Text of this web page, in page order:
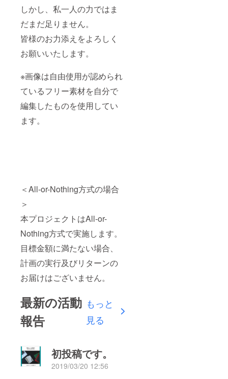
しかし、私一人の力ではま
だまだ足りません。
皆様のお力添えをよろしく
お願いいたします。
※画像は自由使用が認められ
ているフリー素材を自分で
編集したものを使用してい
ます。
＜All-or-Nothing方式の場合
＞
本プロジェクトはAll-or-
Nothing方式で実施します。
目標金額に満たない場合、
計画の実行及びリターンの
お届けはございません。
最新の活動
報告
もっと
見る
初投稿です。
2019/03/20 12:56